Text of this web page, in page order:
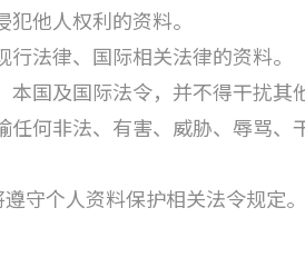
他人权利的资料。
法律、国际相关法律的资料。
国及国际法令，并不得干扰其
任何非法、有害、威胁、辱骂
守个人资料保护相关法令规定